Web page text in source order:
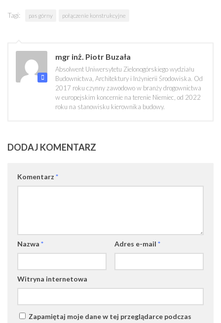
Tagi: pas górny połączenie konstrukcyjne
mgr inż. Piotr Buzała
Absolwent Uniwersytetu Zielonogórskiego wydziału
Budownictwa, Architektury i Inżynierii Środowiska. Od
2017 roku czynny zawodowo w branży drogownictwa
w europejskim koncernie na terenie Niemiec, od 2022
roku na stanowisku kierownika budowy.
DODAJ KOMENTARZ
Komentarz *
Nazwa * Adres e-mail *
Witryna internetowa
Zapamiętaj moje dane w tej przeglądarce podczas